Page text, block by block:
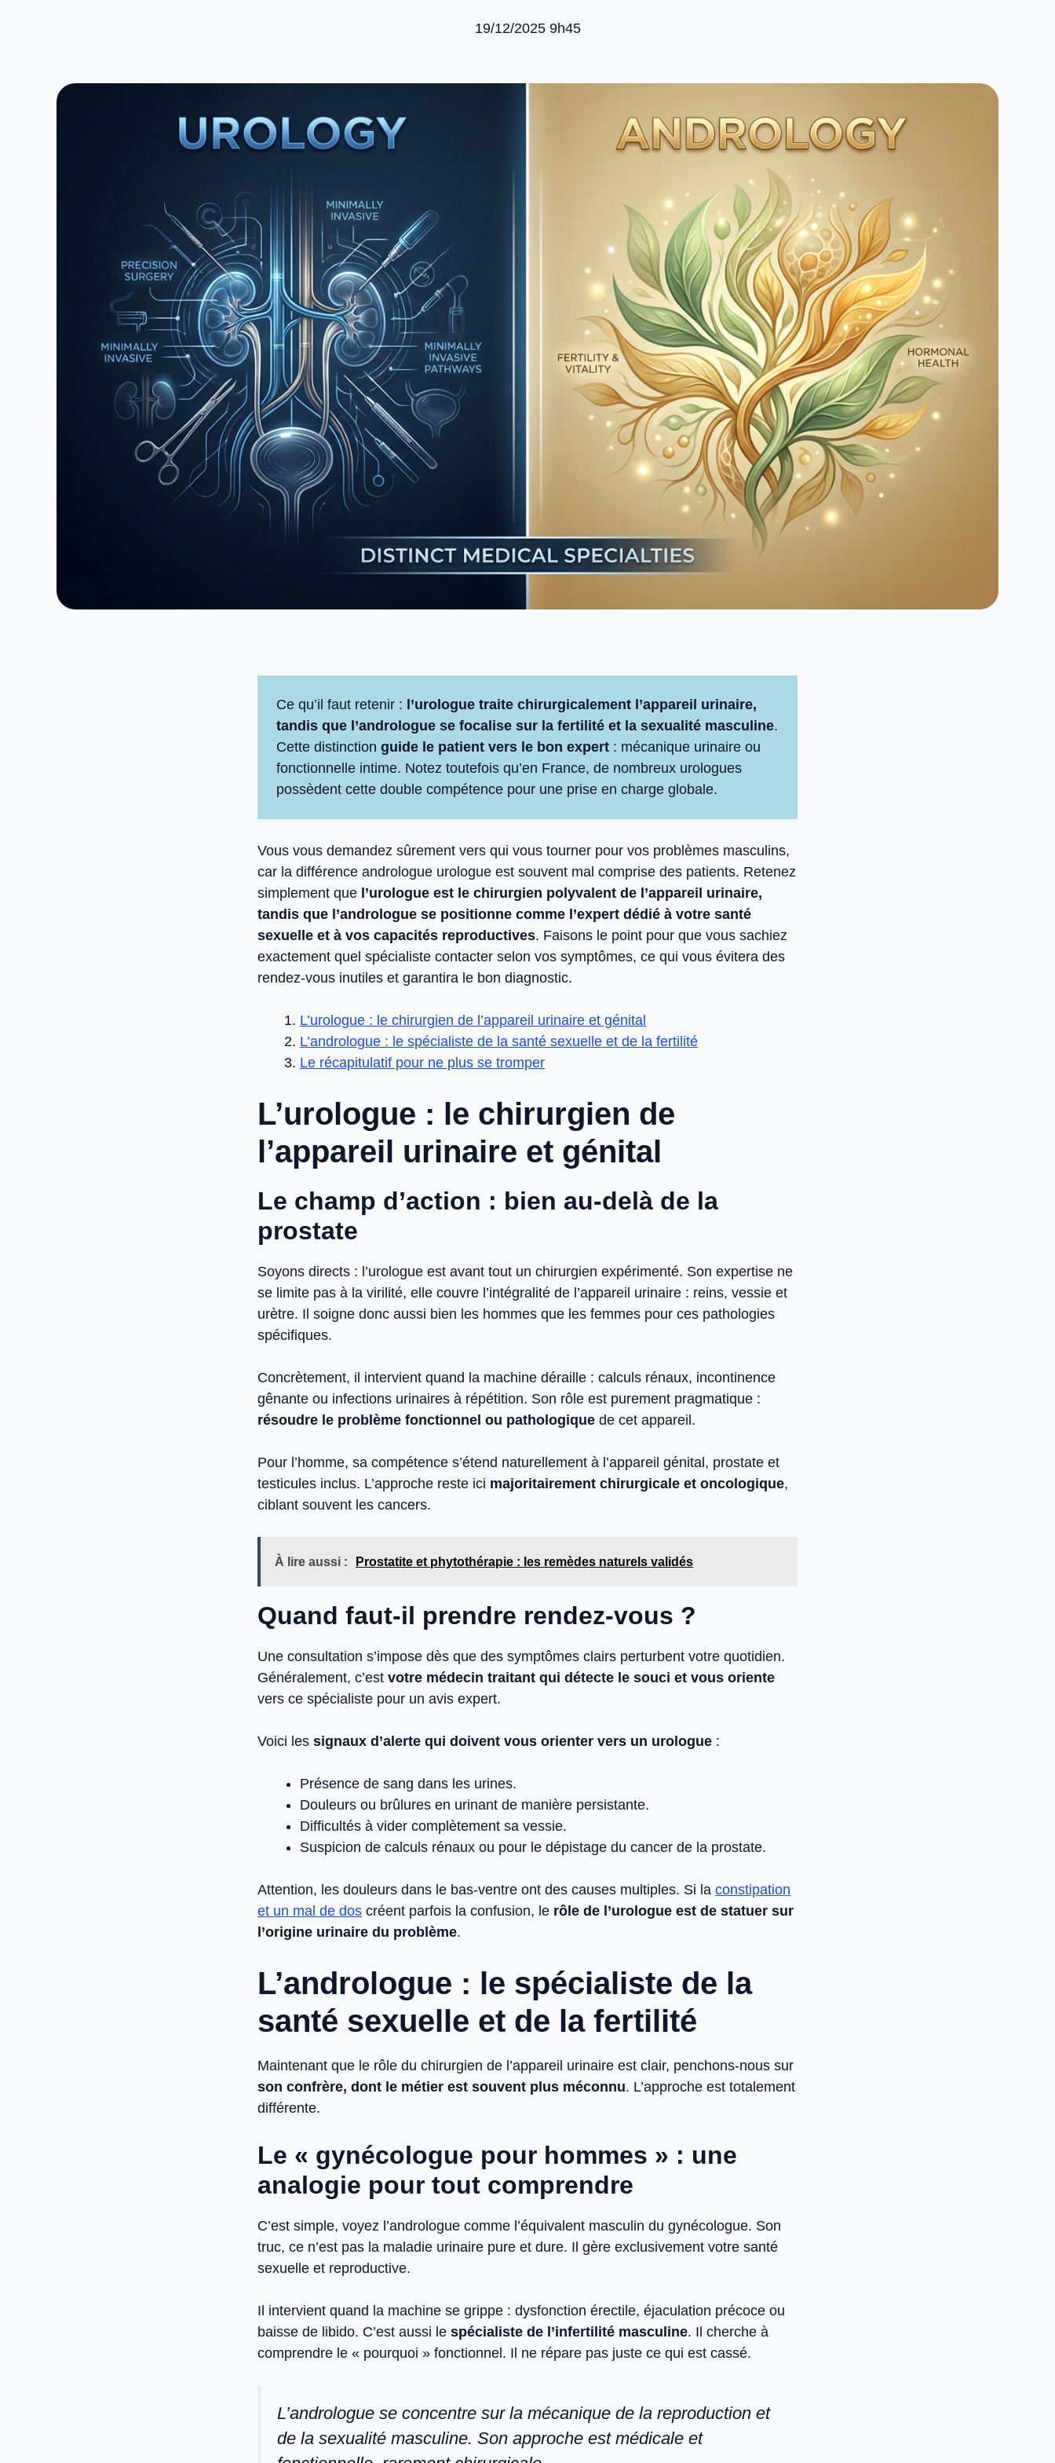
19/12/2025 9h45
Ce qu’il faut retenir : l’urologue traite chirurgicalement l’appareil urinaire,
tandis que l’andrologue se focalise sur la fertilité et la sexualité masculine.
Cette distinction guide le patient vers le bon expert : mécanique urinaire ou
fonctionnelle intime. Notez toutefois qu’en France, de nombreux urologues
possèdent cette double compétence pour une prise en charge globale.
Vous vous demandez sûrement vers qui vous tourner pour vos problèmes masculins,
car la différence andrologue urologue est souvent mal comprise des patients. Retenez
simplement que l’urologue est le chirurgien polyvalent de l’appareil urinaire,
tandis que l’andrologue se positionne comme l’expert dédié à votre santé
sexuelle et à vos capacités reproductives. Faisons le point pour que vous sachiez
exactement quel spécialiste contacter selon vos symptômes, ce qui vous évitera des
rendez-vous inutiles et garantira le bon diagnostic.
L’urologue : le chirurgien de l’appareil urinaire et génital
L’andrologue : le spécialiste de la santé sexuelle et de la fertilité
Le récapitulatif pour ne plus se tromper
L’urologue : le chirurgien de
l’appareil urinaire et génital
Le champ d’action : bien au-delà de la
prostate
Soyons directs : l’urologue est avant tout un chirurgien expérimenté. Son expertise ne
se limite pas à la virilité, elle couvre l’intégralité de l’appareil urinaire : reins, vessie et
urètre. Il soigne donc aussi bien les hommes que les femmes pour ces pathologies
spécifiques.
Concrètement, il intervient quand la machine déraille : calculs rénaux, incontinence
gênante ou infections urinaires à répétition. Son rôle est purement pragmatique :
résoudre le problème fonctionnel ou pathologique de cet appareil.
Pour l’homme, sa compétence s’étend naturellement à l’appareil génital, prostate et
testicules inclus. L’approche reste ici majoritairement chirurgicale et oncologique,
ciblant souvent les cancers.
À lire aussi : Prostatite et phytothérapie : les remèdes naturels validés
Quand faut-il prendre rendez-vous ?
Une consultation s’impose dès que des symptômes clairs perturbent votre quotidien.
Généralement, c’est votre médecin traitant qui détecte le souci et vous oriente
vers ce spécialiste pour un avis expert.
Voici les signaux d’alerte qui doivent vous orienter vers un urologue :
Présence de sang dans les urines.
Douleurs ou brûlures en urinant de manière persistante.
Difficultés à vider complètement sa vessie.
Suspicion de calculs rénaux ou pour le dépistage du cancer de la prostate.
Attention, les douleurs dans le bas-ventre ont des causes multiples. Si la constipation
et un mal de dos créent parfois la confusion, le rôle de l’urologue est de statuer sur
l’origine urinaire du problème.
L’andrologue : le spécialiste de la
santé sexuelle et de la fertilité
Maintenant que le rôle du chirurgien de l’appareil urinaire est clair, penchons-nous sur
son confrère, dont le métier est souvent plus méconnu. L’approche est totalement
différente.
Le « gynécologue pour hommes » : une
analogie pour tout comprendre
C’est simple, voyez l’andrologue comme l’équivalent masculin du gynécologue. Son
truc, ce n’est pas la maladie urinaire pure et dure. Il gère exclusivement votre santé
sexuelle et reproductive.
Il intervient quand la machine se grippe : dysfonction érectile, éjaculation précoce ou
baisse de libido. C’est aussi le spécialiste de l’infertilité masculine. Il cherche à
comprendre le « pourquoi » fonctionnel. Il ne répare pas juste ce qui est cassé.
L’andrologue se concentre sur la mécanique de la reproduction et
de la sexualité masculine. Son approche est médicale et